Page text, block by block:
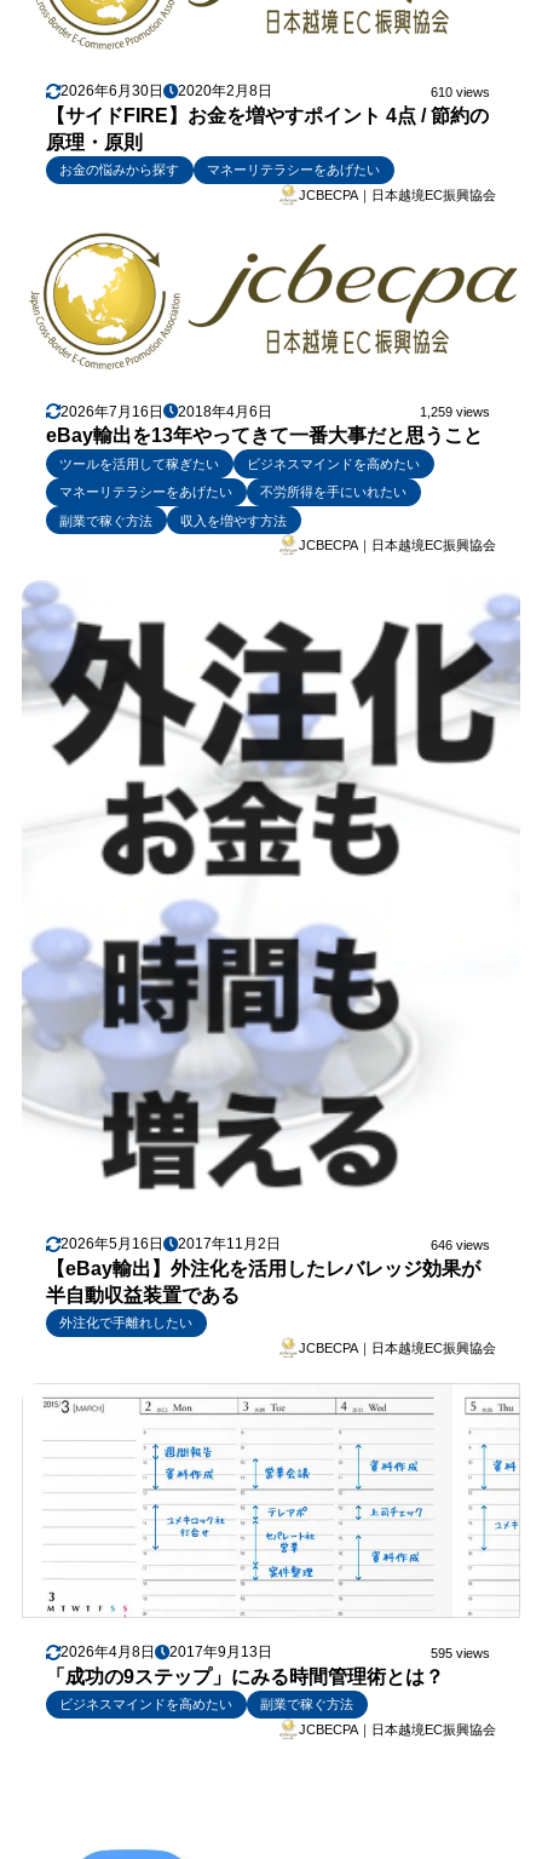
2026年6月30日 2020年2月8日 610 views
【サイドFIRE】お金を増やすポイント 4点 / 節約の
原理・原則
お金の悩みから探す
マネーリテラシーをあげたい
JCBECPA｜日本越境EC振興協会
2026年7月16日 2018年4月6日 1,259 views
eBay輸出を13年やってきて一番大事だと思うこと
ツールを活用して稼ぎたい
ビジネスマインドを高めたい
マネーリテラシーをあげたい
不労所得を手にいれたい
副業で稼ぐ方法
収入を増やす方法
JCBECPA｜日本越境EC振興協会
2026年5月16日 2017年11月2日 646 views
【eBay輸出】外注化を活用したレバレッジ効果が
半自動収益装置である
外注化で手離れしたい
JCBECPA｜日本越境EC振興協会
2026年4月8日 2017年9月13日 595 views
「成功の9ステップ」にみる時間管理術とは？
ビジネスマインドを高めたい
副業で稼ぐ方法
JCBECPA｜日本越境EC振興協会